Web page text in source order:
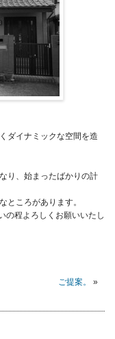
ダイナミックな空間を造
り、始まったばかりの計
ところがあります。
の程よろしくお願いいたし
ご提案。 »